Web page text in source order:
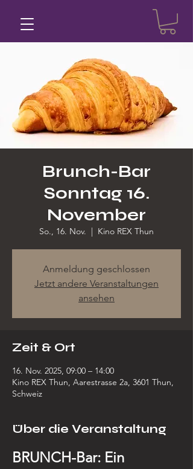
Brunch-Bar
Sonntag 16.
November
So., 16. Nov.
  |
Kino REX Thun
Anmeldung geschlossen
Jetzt andere Veranstaltungen
ansehen
Zeit & Ort
16. Nov. 2025, 09:00 – 14:00
Kino REX Thun, Aarestrasse 2a, 3601 Thun,
Schweiz
Über die Veranstaltung
BRUNCH-Bar: Ein